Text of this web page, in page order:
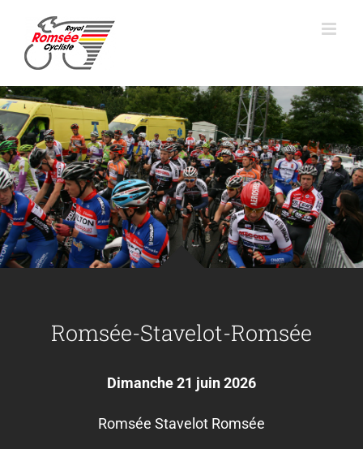
content
Romsée-Stavelot-Romsée
Dimanche 21 juin 2026
Romsée Stavelot Romsée